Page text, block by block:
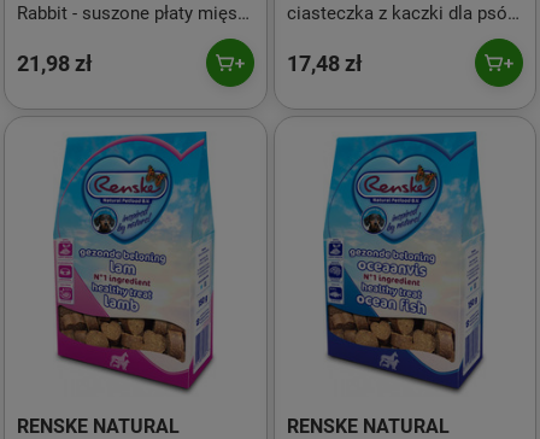
Rabbit - suszone płaty mięsa
21,98 zł
ciasteczka z kaczki dla psów
17,48 zł
RENSKE NATURAL
RENSKE NATURAL